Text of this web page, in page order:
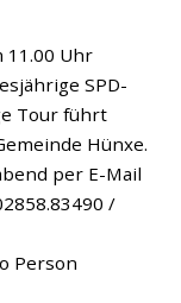
11.00 Uhr
SPD-
Tour führt
Hünxe.
per E-Mail
/
Person